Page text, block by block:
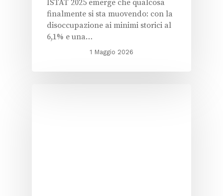
ISTAT 2025 emerge che qualcosa
finalmente si sta muovendo: con la
disoccupazione ai minimi storici al
6,1% e una…
1 Maggio 2026